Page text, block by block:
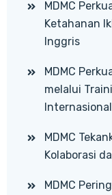
MDMC
Ketahanan
Inggris
MDMC
melalui
Internasional
MDMC
Kolaborasi
MDMC